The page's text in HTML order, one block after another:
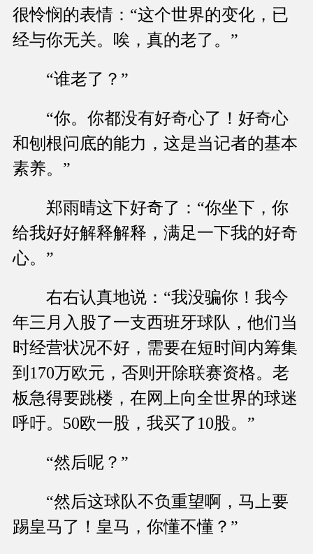
很怜悯的表情：“这个世界的变化，已
经与你无关。唉，真的老了。”
“谁老了？”
“你。你都没有好奇心了！好奇心
和刨根问底的能力，这是当记者的基本
素养。”
郑雨晴这下好奇了：“你坐下，你
给我好好解释解释，满足一下我的好奇
心。”
右右认真地说：“我没骗你！我今
年三月入股了一支西班牙球队，他们当
时经营状况不好，需要在短时间内筹集
到170万欧元，否则开除联赛资格。老
板急得要跳楼，在网上向全世界的球迷
呼吁。50欧一股，我买了10股。”
“然后呢？”
“然后这球队不负重望啊，马上要
踢皇马了！皇马，你懂不懂？”